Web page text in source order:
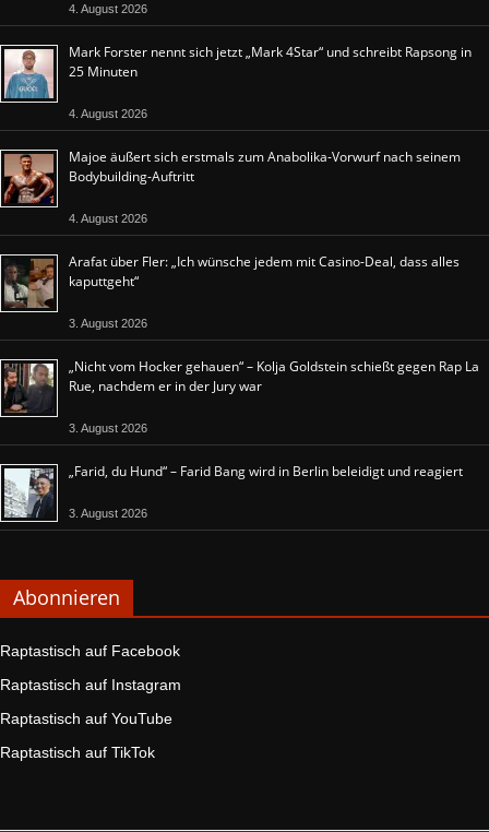
4. August 2026
Mark Forster nennt sich jetzt „Mark 4Star“ und schreibt Rapsong in
25 Minuten
4. August 2026
Majoe äußert sich erstmals zum Anabolika-Vorwurf nach seinem
Bodybuilding-Auftritt
4. August 2026
Arafat über Fler: „Ich wünsche jedem mit Casino-Deal, dass alles
kaputtgeht“
3. August 2026
„Nicht vom Hocker gehauen“ – Kolja Goldstein schießt gegen Rap La
Rue, nachdem er in der Jury war
3. August 2026
„Farid, du Hund“ – Farid Bang wird in Berlin beleidigt und reagiert
3. August 2026
Abonnieren
Raptastisch auf Facebook
Raptastisch auf Instagram
Raptastisch auf YouTube
Raptastisch auf TikTok